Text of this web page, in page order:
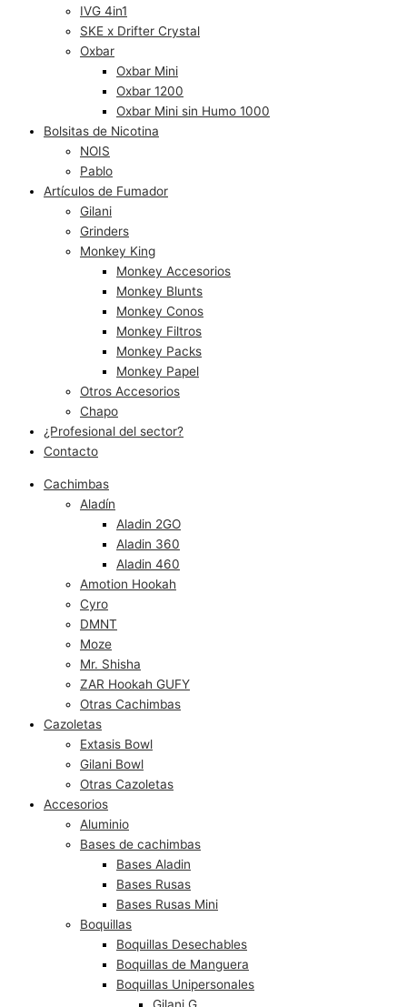
IVG 4in1
SKE x Drifter Crystal
Oxbar
Oxbar Mini
Oxbar 1200
Oxbar Mini sin Humo 1000
Bolsitas de Nicotina
NOIS
Pablo
Artículos de Fumador
Gilani
Grinders
Monkey King
Monkey Accesorios
Monkey Blunts
Monkey Conos
Monkey Filtros
Monkey Packs
Monkey Papel
Otros Accesorios
Chapo
¿Profesional del sector?
Contacto
Cachimbas
Aladín
Aladin 2GO
Aladin 360
Aladin 460
Amotion Hookah
Cyro
DMNT
Moze
Mr. Shisha
ZAR Hookah GUFY
Otras Cachimbas
Cazoletas
Extasis Bowl
Gilani Bowl
Otras Cazoletas
Accesorios
Aluminio
Bases de cachimbas
Bases Aladin
Bases Rusas
Bases Rusas Mini
Boquillas
Boquillas Desechables
Boquillas de Manguera
Boquillas Unipersonales
Gilani G